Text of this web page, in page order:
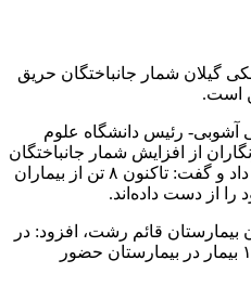
گیلان شمار جانباختگان حریق
آشوبی- رئیس دانشگاه علوم
از افزایش شمار جانباختگان
حریق بیمارستان قائم رشت خبر داد و گفت: تاکنون ۸ تن از بیماران
را از دست داده‌اند.
بیمارستان قائم رشت، افزود: در
زمان بروز سانحه آتش‌سوزی ۱۴۲ بیمار در بیمارستان حضور